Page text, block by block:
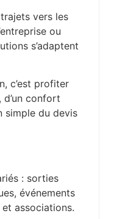
vers les
ou
s’adaptent
c’est profiter
d’un confort
simple du devis
: sorties
événements
et associations.